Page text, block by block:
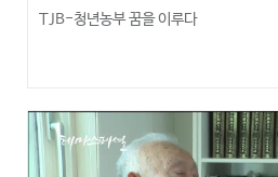
TJB-청년농부 꿈을 이루다